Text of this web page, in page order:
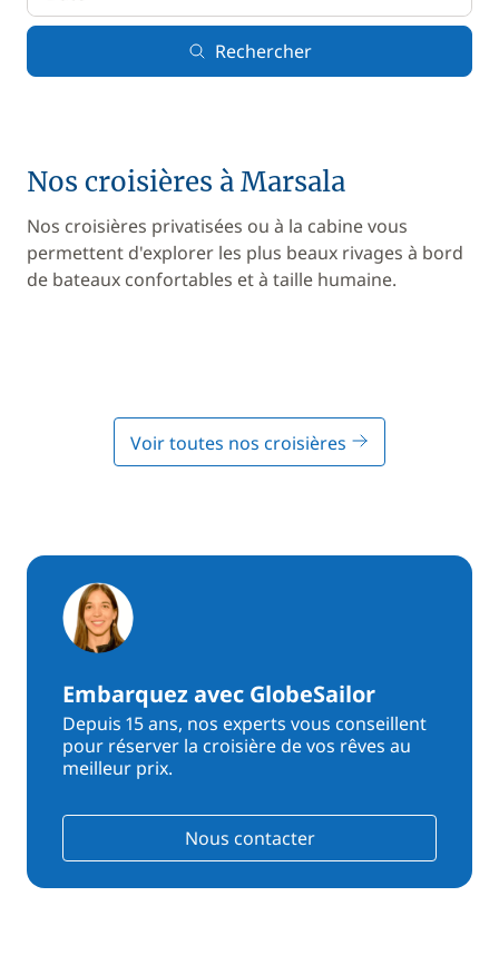
Rechercher
Nos croisières à Marsala
Nos croisières privatisées ou à la cabine vous
permettent d'explorer les plus beaux rivages à bord
de bateaux confortables et à taille humaine.
Voir toutes nos croisières
Embarquez avec GlobeSailor
Depuis 15 ans, nos experts vous conseillent
pour réserver la croisière de vos rêves au
meilleur prix.
Nous contacter